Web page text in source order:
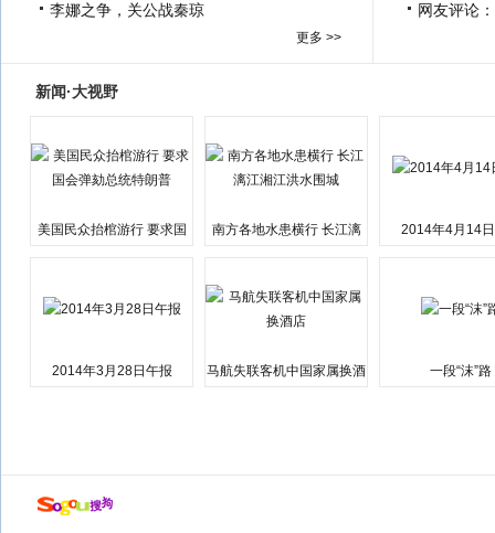
李娜之争，关公战秦琼
更多 >>
网友评论
新闻·大视野
美国民众抬棺游行 要求国
南方各地水患横行 长江漓
2014年4月14
2014年3月28日午报
马航失联客机中国家属换酒
一段“沫”路